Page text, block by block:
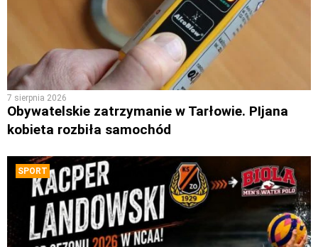
7 sierpnia 2026
Obywatelskie zatrzymanie w Tarłowie. PIjana
kobieta rozbiła samochód
SPORT